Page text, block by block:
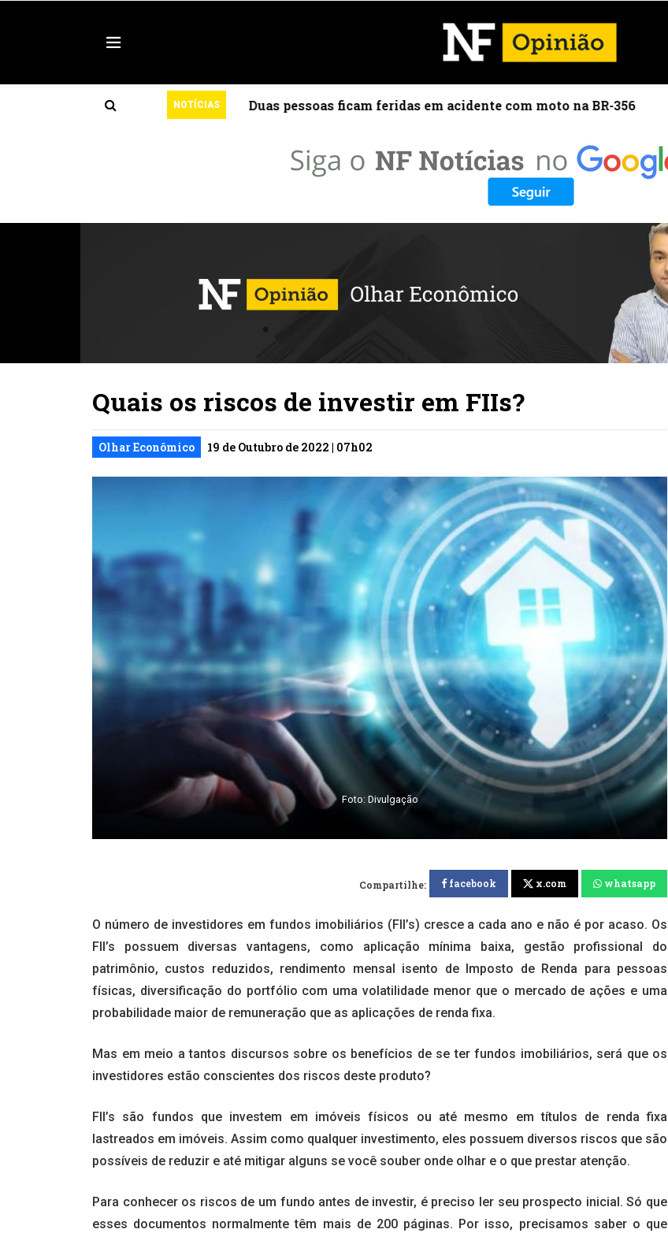
NOTÍCIAS
para rajadas mais intensas Duas pessoas ficam feridas em acidente com moto na BR-356
Quais os riscos de investir em FIIs?
Olhar Econômico 19 de Outubro de 2022 | 07h02
Foto: Divulgação
Compartilhe: facebook x.com whatsapp
O número de investidores em fundos imobiliários (FII’s) cresce a cada ano e não é por acaso. Os
FII’s possuem diversas vantagens, como aplicação mínima baixa, gestão profissional do
patrimônio, custos reduzidos, rendimento mensal isento de Imposto de Renda para pessoas
físicas, diversificação do portfólio com uma volatilidade menor que o mercado de ações e uma
probabilidade maior de remuneração que as aplicações de renda fixa.
Mas em meio a tantos discursos sobre os benefícios de se ter fundos imobiliários, será que os
investidores estão conscientes dos riscos deste produto?
FII’s são fundos que investem em imóveis físicos ou até mesmo em títulos de renda fixa
lastreados em imóveis. Assim como qualquer investimento, eles possuem diversos riscos que são
possíveis de reduzir e até mitigar alguns se você souber onde olhar e o que prestar atenção.
Para conhecer os riscos de um fundo antes de investir, é preciso ler seu prospecto inicial. Só que
esses documentos normalmente têm mais de 200 páginas. Por isso, precisamos saber o que